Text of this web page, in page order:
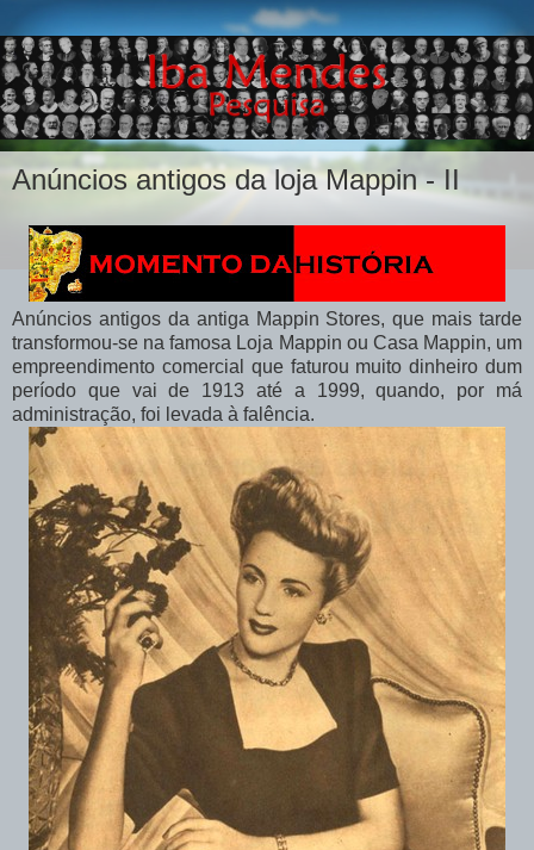
Anúncios antigos da loja Mappin - II
Anúncios antigos da antiga Mappin Stores, que mais tarde
transformou-se na famosa Loja Mappin ou Casa Mappin, um
empreendimento comercial que faturou muito dinheiro dum
período que vai de 1913 até a 1999, quando, por má
administração, foi levada à falência.